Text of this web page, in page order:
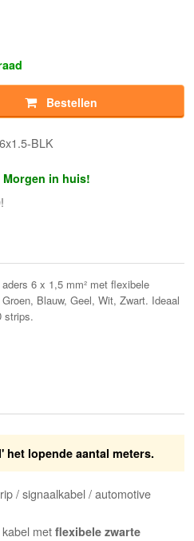
Bestellen
BLK
Morgen in huis!
6 x 1,5 mm² met flexibele
Blauw, Geel, Wit, Zwart. Ideaal
strips.
het lopende aantal meters.
/ signaalkabel / automotive
met flexibele zwarte